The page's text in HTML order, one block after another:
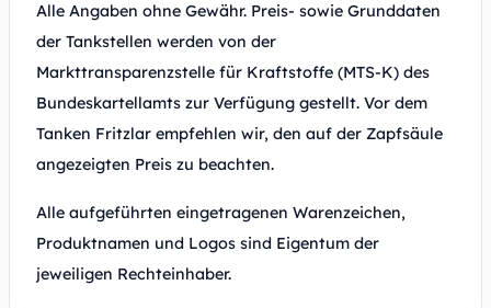
Alle Angaben ohne Gewähr. Preis- sowie Grunddaten
der Tankstellen werden von der
Markttransparenzstelle für Kraftstoffe (MTS-K) des
Bundeskartellamts zur Verfügung gestellt. Vor dem
Tanken Fritzlar empfehlen wir, den auf der Zapfsäule
angezeigten Preis zu beachten.
Alle aufgeführten eingetragenen Warenzeichen,
Produktnamen und Logos sind Eigentum der
jeweiligen Rechteinhaber.